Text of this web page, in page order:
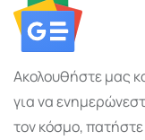
Ακολουθήστε μας
για να
τον κόσμο,